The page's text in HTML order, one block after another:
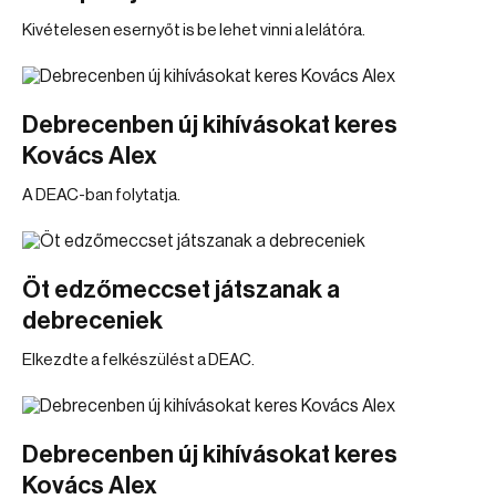
Kivételesen esernyőt is be lehet vinni a lelátóra.
Debrecenben új kihívásokat keres
Kovács Alex
A DEAC-ban folytatja.
Öt edzőmeccset játszanak a
debreceniek
Elkezdte a felkészülést a DEAC.
Debrecenben új kihívásokat keres
Kovács Alex